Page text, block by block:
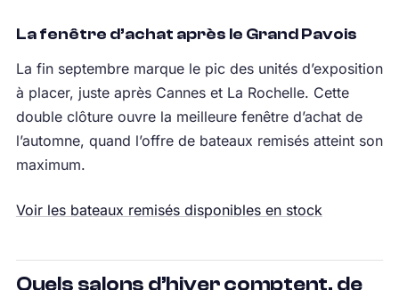
La fenêtre d’achat après le Grand Pavois
La fin septembre marque le pic des unités d’exposition
à placer, juste après Cannes et La Rochelle. Cette
double clôture ouvre la meilleure fenêtre d’achat de
l’automne, quand l’offre de bateaux remisés atteint son
maximum.
Voir les bateaux remisés disponibles en stock
Quels salons d’hiver comptent, de